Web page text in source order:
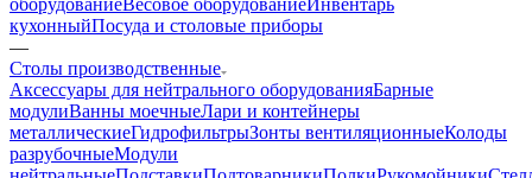
оборудованиеВесовое оборудованиеИнвентарь
кухонныйПосуда и столовые приборы
—
Столы производственные
Аксессуары для нейтрального оборудованияБарные
модулиВанны моечныеЛари и контейнеры
металлическиеГидрофильтрыЗонты вентиляционныеКолоды
разрубочныеМодули